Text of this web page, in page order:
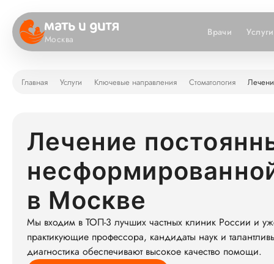
Москва
Врачи Услуги
Главная Услуги Ключевые направления Стоматология
Лечение
в Москве
Мы входим в ТОП-3 лучших частных клиник России и
практикующие профессора, кандидаты наук и
диагностика обеспечивают высокое качество помощи.